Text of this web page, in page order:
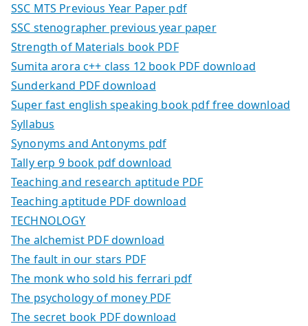
SSC MTS Previous Year Paper pdf
SSC stenographer previous year paper
Strength of Materials book PDF
Sumita arora c++ class 12 book PDF download
Sunderkand PDF download
Super fast english speaking book pdf free download
Syllabus
Synonyms and Antonyms pdf
Tally erp 9 book pdf download
Teaching and research aptitude PDF
Teaching aptitude PDF download
TECHNOLOGY
The alchemist PDF download
The fault in our stars PDF
The monk who sold his ferrari pdf
The psychology of money PDF
The secret book PDF download